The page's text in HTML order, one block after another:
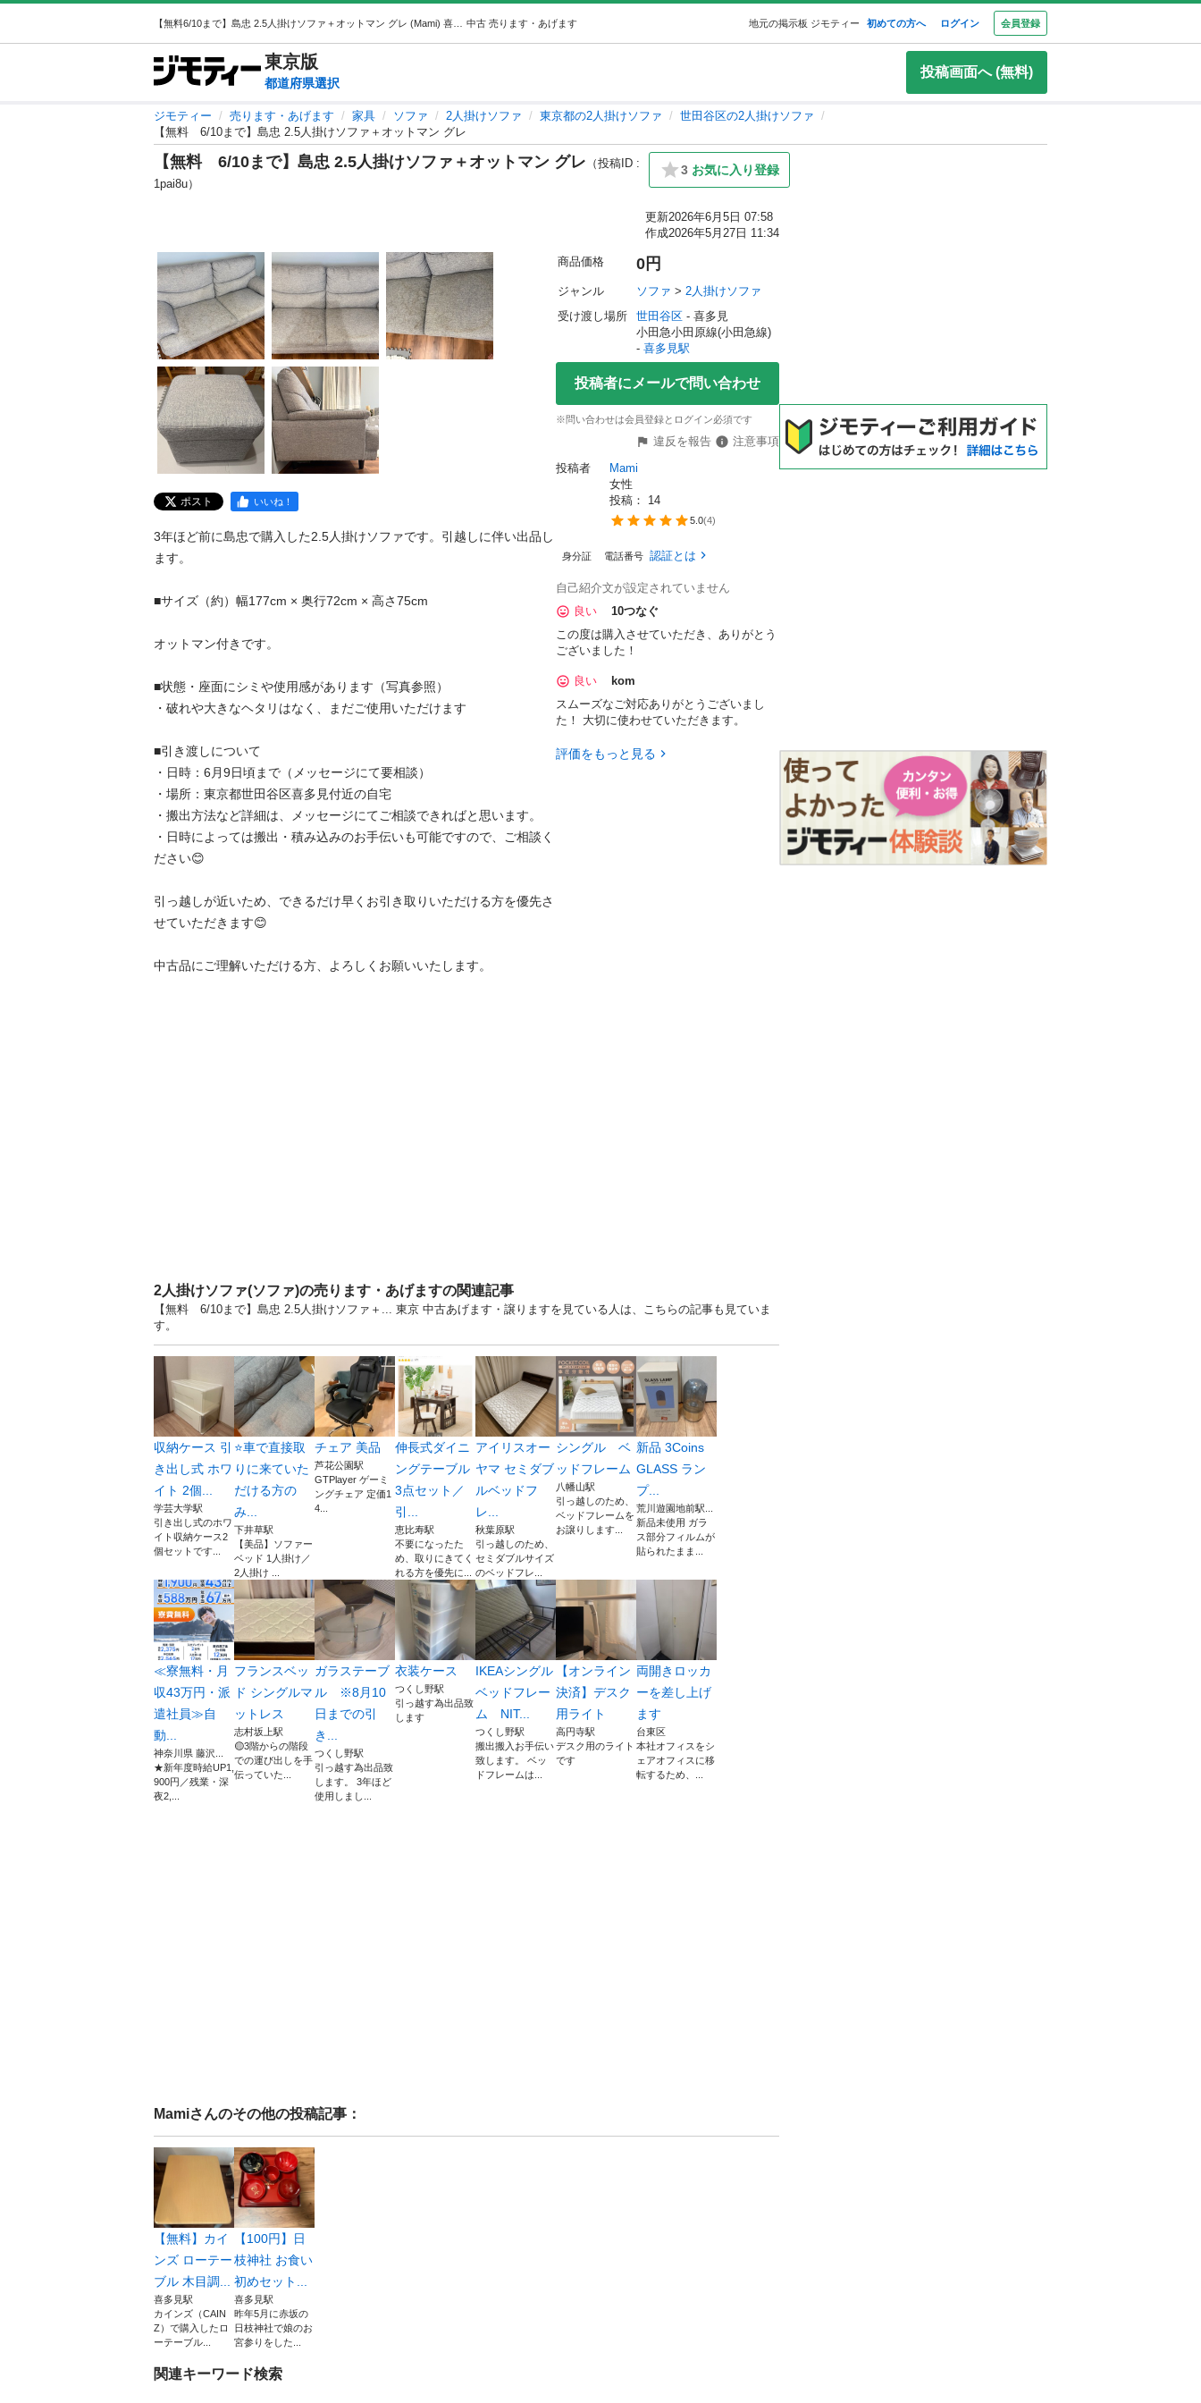
中古 売ります・あげます 地元の掲示板 ジモティー 初めての方へ ログイン 会員登録
東京版
都道府県選択
投稿画面へ (無料)
ジモティー 売ります・あげます 家具 ソファ 2人掛けソファ 東京都の2人掛けソファ
世田谷区の2人掛けソファ
【無料 6/10まで】島忠 2.5人掛けソファ＋オットマン グレ
【無料 6/10まで】島忠 2.5人掛けソファ＋オットマン グレ （投稿ID :
1pai8u）
3 お気に入り登録
更新2026年6月5日 07:58
作成2026年5月27日 11:34
ポスト いいね！
3年ほど前に島忠で購入した2.5人掛けソファです。引越しに伴い出品し
ます。
■サイズ（約）幅177cm × 奥行72cm × 高さ75cm
オットマン付きです。
■状態・座面にシミや使用感があります（写真参照）
・破れや大きなヘタリはなく、まだご使用いただけます
■引き渡しについて
・日時：6月9日頃まで（メッセージにて要相談）
・場所：東京都世田谷区喜多見付近の自宅
・搬出方法など詳細は、メッセージにてご相談できればと思います。
・日時によっては搬出・積み込みのお手伝いも可能ですので、ご相談く
ださい😊
引っ越しが近いため、できるだけ早くお引き取りいただける方を優先さ
せていただきます😊
中古品にご理解いただける方、よろしくお願いいたします。
商品価格 0円
ジャンル ソファ > 2人掛けソファ
受け渡し場所
世田谷区 - 喜多見
小田急小田原線(小田急線)
- 喜多見駅
投稿者にメールで問い合わせ
※問い合わせは会員登録とログイン必須です
違反を報告
注意事項
投稿者
Mami
女性
投稿： 14
5.0(4)
身分証 電話番号 認証とは
自己紹介文が設定されていません
良い
10つなぐ
この度は購入させていただき、ありがとう
ございました！
良い
kom
スムーズなご対応ありがとうございまし
た！ 大切に使わせていただきます。
評価をもっと見る
2人掛けソファ(ソファ)の売ります・あげますの関連記事
【無料 6/10まで】島忠 2.5人掛けソファ＋... 東京 中古あげます・譲りますを見ている人は、こちらの記事も見ていま
す。
収納ケース 引
き出し式 ホワ
イト 2個...
学芸大学駅
引き出し式のホワ
イト収納ケース2
個セットです...
⭐️車で直接取
りに来ていた
だける方の
み...
下井草駅
【美品】ソファー
ベッド 1人掛け／
2人掛け ...
チェア 美品
芦花公園駅
GTPlayer ゲーミ
ングチェア 定価1
4...
伸長式ダイニ
ングテーブル
3点セット／
引...
恵比寿駅
不要になったた
め、取りにきてく
れる方を優先に...
アイリスオー
ヤマ セミダブ
ルベッドフ
レ...
秋葉原駅
引っ越しのため、
セミダブルサイズ
のベッドフレ...
シングル ベ
ッドフレーム
八幡山駅
引っ越しのため、
ベッドフレームを
お譲りします...
新品 3Coins
GLASS ラン
プ...
荒川遊園地前駅...
新品未使用 ガラ
ス部分フィルムが
貼られたまま...
≪寮無料・月
収43万円・派
遣社員≫自
動...
神奈川県 藤沢...
★新年度時給UP1,
900円／残業・深
夜2,...
フランスベッ
ド シングルマ
ットレス
志村坂上駅
🟡3階からの階段
での運び出しを手
伝っていた...
ガラステーブ
ル ※8月10
日までの引
き...
つくし野駅
引っ越す為出品致
します。 3年ほど
使用しまし...
衣装ケース
つくし野駅
引っ越す為出品致
します
IKEAシングル
ベッドフレー
ム NIT...
つくし野駅
搬出搬入お手伝い
致します。 ベッ
ドフレームは...
【オンライン
決済】デスク
用ライト
高円寺駅
デスク用のライト
です
両開きロッカ
ーを差し上げ
ます
台東区
本社オフィスをシ
ェアオフィスに移
転するため、...
Mamiさんのその他の投稿記事：
【無料】カイ
ンズ ローテー
ブル 木目調...
喜多見駅
カインズ（CAIN
Z）で購入したロ
ーテーブル...
【100円】日
枝神社 お食い
初めセット...
喜多見駅
昨年5月に赤坂の
日枝神社で娘のお
宮参りをした...
関連キーワード検索